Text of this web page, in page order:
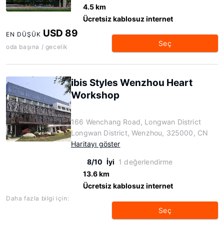
4.5 km
Ücretsiz kablosuz internet
EN DÜŞÜK USD 89
oda başına / gecelik Seç
ibis Styles Wenzhou Heart
Workshop
166 Wenchang Road, Longwan District
Longwan District, Wenzhou, 325000, CN
Haritayı göster
8/10 İyi 1 değerlendirme
13.6 km
Ücretsiz kablosuz internet
Daha fazla bilgi için:
Seç